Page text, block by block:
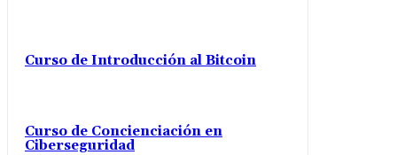
Curso de Introducción al Bitcoin
Curso de Concienciación en
Ciberseguridad